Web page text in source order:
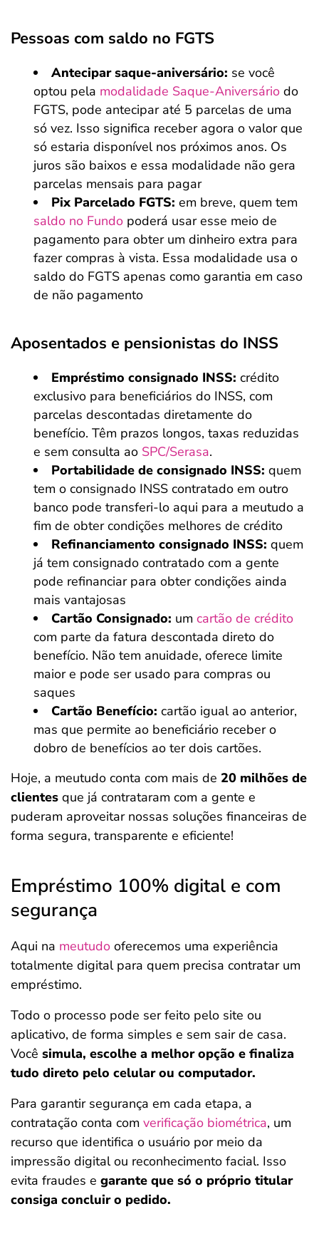
Pessoas com saldo no FGTS
Antecipar saque-aniversário: se você
optou pela modalidade Saque-Aniversário do
FGTS, pode antecipar até 5 parcelas de uma
só vez. Isso significa receber agora o valor que
só estaria disponível nos próximos anos. Os
juros são baixos e essa modalidade não gera
parcelas mensais para pagar
Pix Parcelado FGTS: em breve, quem tem
saldo no Fundo poderá usar esse meio de
pagamento para obter um dinheiro extra para
fazer compras à vista. Essa modalidade usa o
saldo do FGTS apenas como garantia em caso
de não pagamento
Aposentados e pensionistas do INSS
Empréstimo consignado INSS: crédito
exclusivo para beneficiários do INSS, com
parcelas descontadas diretamente do
benefício. Têm prazos longos, taxas reduzidas
e sem consulta ao SPC/Serasa.
Portabilidade de consignado INSS: quem
tem o consignado INSS contratado em outro
banco pode transferi-lo aqui para a meutudo a
fim de obter condições melhores de crédito
Refinanciamento consignado INSS: quem
já tem consignado contratado com a gente
pode refinanciar para obter condições ainda
mais vantajosas
Cartão Consignado: um cartão de crédito
com parte da fatura descontada direto do
benefício. Não tem anuidade, oferece limite
maior e pode ser usado para compras ou
saques
Cartão Benefício: cartão igual ao anterior,
mas que permite ao beneficiário receber o
dobro de benefícios ao ter dois cartões.
Hoje, a meutudo conta com mais de 20 milhões de
clientes que já contrataram com a gente e
puderam aproveitar nossas soluções financeiras de
forma segura, transparente e eficiente!
Empréstimo 100% digital e com
segurança
Aqui na meutudo oferecemos uma experiência
totalmente digital para quem precisa contratar um
empréstimo.
Todo o processo pode ser feito pelo site ou
aplicativo, de forma simples e sem sair de casa.
Você simula, escolhe a melhor opção e finaliza
tudo direto pelo celular ou computador.
Para garantir segurança em cada etapa, a
contratação conta com verificação biométrica, um
recurso que identifica o usuário por meio da
impressão digital ou reconhecimento facial. Isso
evita fraudes e garante que só o próprio titular
consiga concluir o pedido.